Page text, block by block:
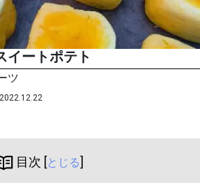
イートポテト
ツ
2022.12.22
目次 [とじる]